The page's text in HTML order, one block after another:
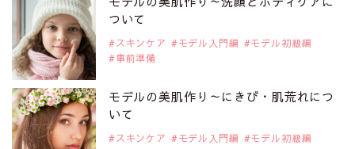
大注目のモデル10人
2019年9月29日
注目モデルを1名追加いたしました。
是非ご覧ください。
注目のアジア系モデル
ついて
スキンケア モデル入門編
モデル初級編
事前準備
モデルの美肌作り～にきび・肌荒れにつ
いて
スキンケア モデル入門編
モデル初級編